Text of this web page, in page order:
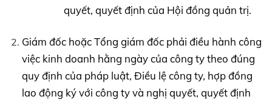
quyết, quyết định của Hội đồng quản trị.
Giám đốc hoặc Tổng giám đốc phải điều hành công
việc kinh doanh hằng ngày của công ty theo đúng
quy định của pháp luật, Điều lệ công ty, hợp đồng
lao động ký với công ty và nghị quyết, quyết định